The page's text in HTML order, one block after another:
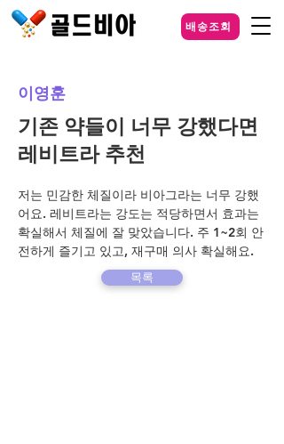
배송조회
이영훈
기존 약들이 너무 강했다면
레비트라 추천
저는 민감한 체질이라 비아그라는 너무 강했
어요. 레비트라는 강도는 적당하면서 효과는
확실해서 체질에 잘 맞았습니다. 주 1~2회 안
전하게 즐기고 있고, 재구매 의사 확실해요.
목록